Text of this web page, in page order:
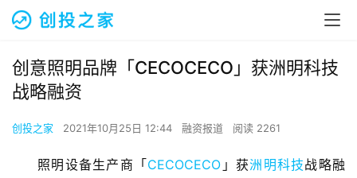
创意照明品牌「CECOCECO」获洲明科技
战略融资
创投之家 2021年10月25日 12:44 融资报道 阅读 2261
照明设备生产商「CECOCECO 」获洲明科技战略融